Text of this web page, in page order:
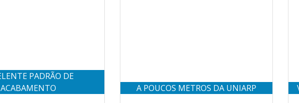
PADRÃO DE
ACABAMENTO
A POUCOS METROS DA UNIARP